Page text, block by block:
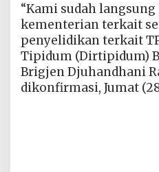
“Kami sudah
kementerian terkait
penyelidikan terkait
Tipidum (Dirtipidum)
Brigjen Djuhandhani
dikonfirmasi, Jumat